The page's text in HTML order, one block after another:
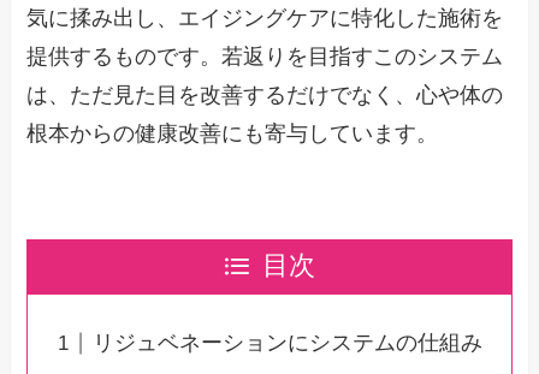
気に揉み出し、エイジングケアに特化した施術を
提供するものです。若返りを目指すこのシステム
は、ただ見た目を改善するだけでなく、心や体の
根本からの健康改善にも寄与しています。
目次
リジュベネーションにシステムの仕組み